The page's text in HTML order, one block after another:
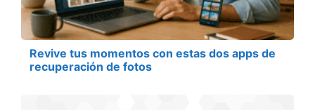
Revive tus momentos con estas dos apps de
recuperación de fotos